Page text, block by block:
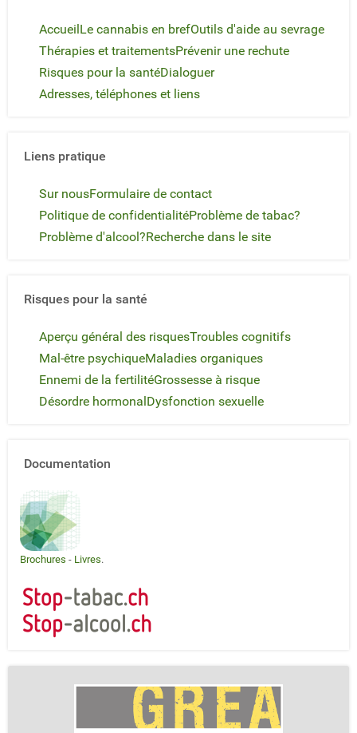
AccueilLe cannabis en brefOutils d'aide au sevrage
Thérapies et traitementsPrévenir une rechute
Risques pour la santéDialoguer
Adresses, téléphones et liens
Liens pratique
Sur nousFormulaire de contact
Politique de confidentialitéProblème de tabac?
Problème d'alcool?Recherche dans le site
Risques pour la santé
Aperçu général des risquesTroubles cognitifs
Mal-être psychiqueMaladies organiques
Ennemi de la fertilitéGrossesse à risque
Désordre hormonalDysfonction sexuelle
Documentation
Brochures - Livres.